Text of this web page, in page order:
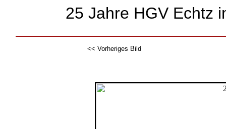
25 Jahre HGV Echtz
<< Vorheriges Bild